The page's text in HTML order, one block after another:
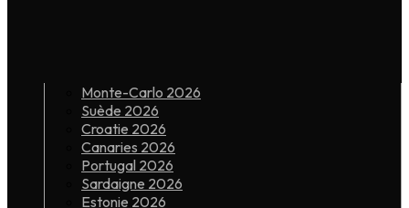
Monte-Carlo 2026
Suède 2026
Croatie 2026
Canaries 2026
Portugal 2026
Sardaigne 2026
Estonie 2026